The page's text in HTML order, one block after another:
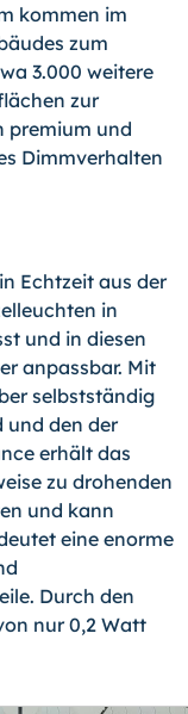
kommen im
zum
3.000 weitere
zur
premium und
Dimmverhalten
Echtzeit aus der
in
und in diesen
anpassbar. Mit
selbstständig
und den der
erhält das
zu drohenden
und kann
eine enorme
Durch den
nur 0,2 Watt